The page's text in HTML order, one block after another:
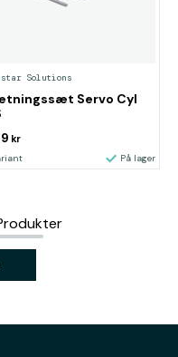
Solutions
Servo Cyl
kr
På lager